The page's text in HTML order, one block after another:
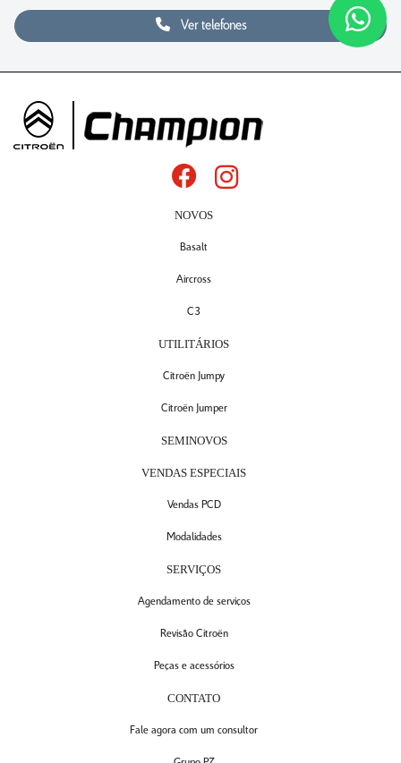
Ver telefones
NOVOS
Basalt
Aircross
C3
UTILITÁRIOS
Citroën Jumpy
Citroën Jumper
SEMINOVOS
VENDAS ESPECIAIS
Vendas PCD
Modalidades
SERVIÇOS
Agendamento de serviços
Revisão Citroën
Peças e acessórios
CONTATO
Fale agora com um consultor